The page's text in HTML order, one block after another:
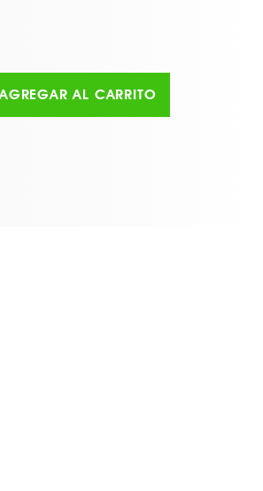
AGREGAR AL CARRITO